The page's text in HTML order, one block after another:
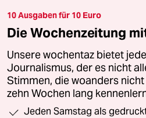
10 Ausgaben für 10 Euro
Die Wochenzeitung
Unsere wochentaz bietet
Journalismus, der es nicht
Stimmen, die woanders
zehn Wochen lang
Jeden Samstag als